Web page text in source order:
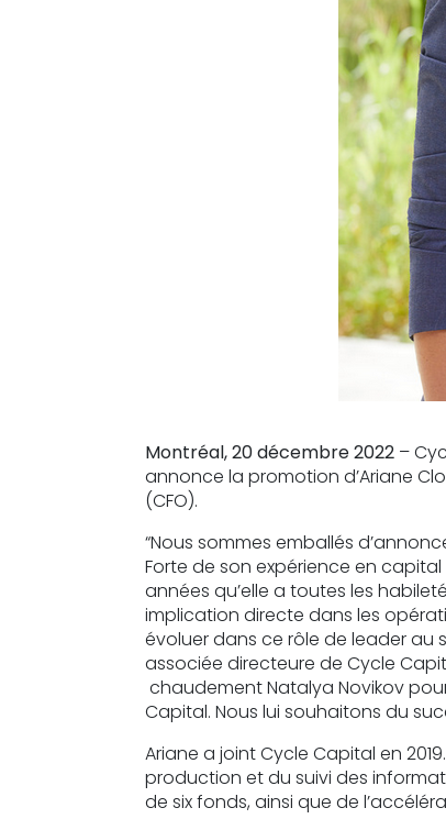
Montréal, 20 décembre 2022 –
annonce la promotion d’Ariane
(CFO).
“Nous sommes emballés
Forte de son expérience en
années qu’elle a toutes les
implication directe dans les
évoluer dans ce rôle de leader au
associée directeure de Cycle
chaudement Natalya Novikov
Capital. Nous lui souhaitons du
Ariane a joint Cycle Capital en
production et du suivi des
de six fonds, ainsi que de